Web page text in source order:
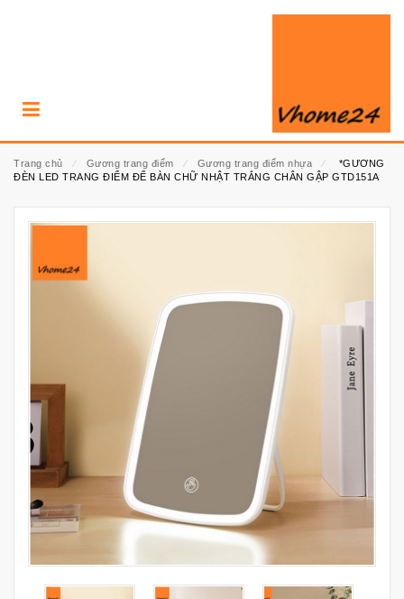
Trang chủ ⁄ Gương trang điểm ⁄ Gương trang điểm nhựa ⁄
*GƯƠNG
ĐÈN LED TRANG ĐIỂM ĐỂ BÀN CHỮ NHẬT TRẮNG CHÂN GẬP GTD151A